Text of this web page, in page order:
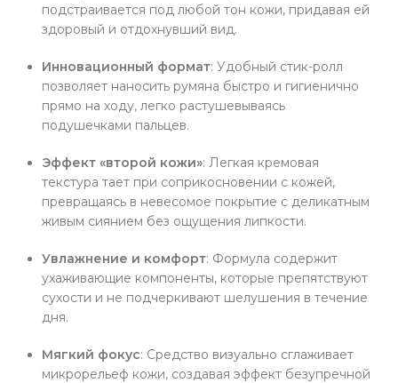
подстраивается под любой тон кожи, придавая ей
здоровый и отдохнувший вид.
Инновационный формат: Удобный стик-ролл
позволяет наносить румяна быстро и гигиенично
прямо на ходу, легко растушевываясь
подушечками пальцев.
Эффект «второй кожи»: Легкая кремовая
текстура тает при соприкосновении с кожей,
превращаясь в невесомое покрытие с деликатным
живым сиянием без ощущения липкости.
Увлажнение и комфорт: Формула содержит
ухаживающие компоненты, которые препятствуют
сухости и не подчеркивают шелушения в течение
дня.
Мягкий фокус: Средство визуально сглаживает
микрорельеф кожи, создавая эффект безупречной